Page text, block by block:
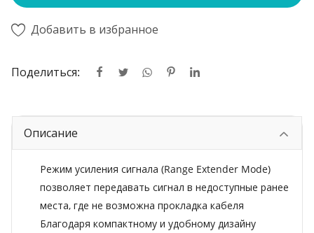
Добавить в избранное
Поделиться:
Описание
Режим усиления сигнала (Range Extender Mode)
позволяет передавать сигнал в недоступные ранее
места, где не возможна прокладка кабеля
Благодаря компактному и удобному дизайну